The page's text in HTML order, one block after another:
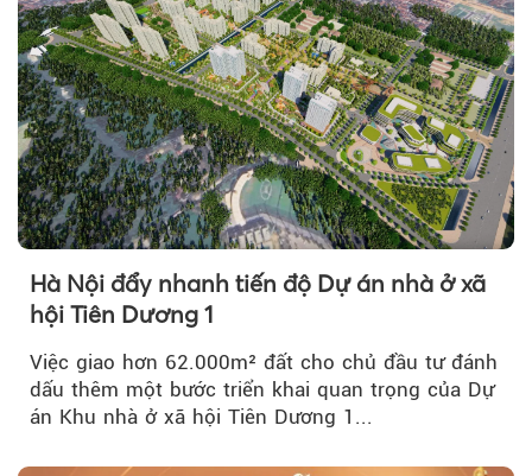
Hà Nội đẩy nhanh tiến độ Dự án nhà ở xã
hội Tiên Dương 1
Việc giao hơn 62.000m² đất cho chủ đầu tư đánh
dấu thêm một bước triển khai quan trọng của Dự
án Khu nhà ở xã hội Tiên Dương 1...